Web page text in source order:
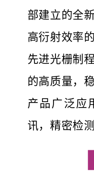
部建立的全
高衍射效率
先进光栅制
的高质量，
产品广泛应
讯，精密检